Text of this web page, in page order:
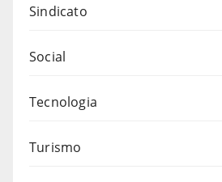
Sindicato
Social
Tecnologia
Turismo